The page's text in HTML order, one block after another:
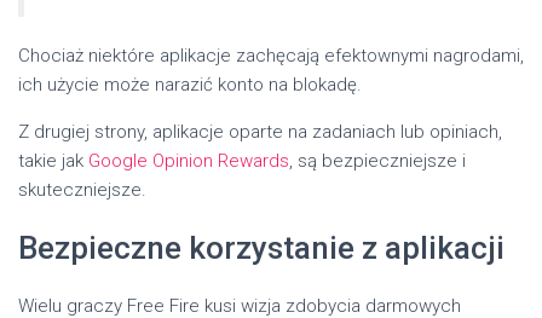
Chociaż niektóre aplikacje zachęcają efektownymi nagrodami,
ich użycie może narazić konto na blokadę.
Z drugiej strony, aplikacje oparte na zadaniach lub opiniach,
takie jak Google Opinion Rewards, są bezpieczniejsze i
skuteczniejsze.
Bezpieczne korzystanie z aplikacji
Wielu graczy Free Fire kusi wizja zdobycia darmowych